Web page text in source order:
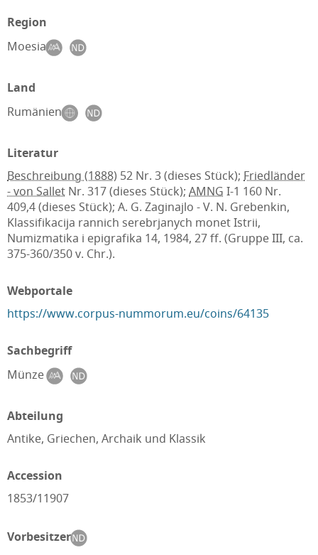
Region
Moesia
Land
Rumänien
Literatur
Beschreibung (1888) 52 Nr. 3 (dieses Stück); Friedländer
- von Sallet Nr. 317 (dieses Stück); AMNG I-1 160 Nr.
409,4 (dieses Stück); A. G. Zaginajlo - V. N. Grebenkin,
Klassifikacija rannich serebrjanych monet Istrii,
Numizmatika i epigrafika 14, 1984, 27 ff. (Gruppe III, ca.
375-360/350 v. Chr.).
Webportale
https://www.corpus-nummorum.eu/coins/64135
Sachbegriff
Münze
Abteilung
Antike, Griechen, Archaik und Klassik
Accession
1853/11907
Vorbesitzer